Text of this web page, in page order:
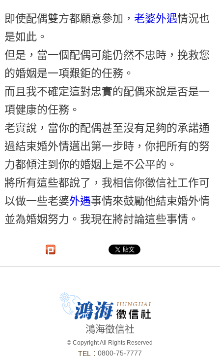
即使配偶雙方都願意參加， 老婆外遇情況也
是如此。
但是，當一個配偶可能仍然不忠時，挽救您
的婚姻是一項艱鉅的任務。
而且我不確定這對忠實的配偶來說是否是一
項健康的任務。
老實說，當你的配偶甚至沒有足夠的承諾通
過結束婚外情邁出第一步時，你把所有的努
力都傾注到你的婚姻上是不公平的。
將所有這些都說了，我相信你徵信社工作可
以做一些老婆外遇事情來鼓勵他結束婚外情
並為婚姻努力。我現在將討論這些事情。
鴻海徵信社
© Copyright All Rights Reserved
TEL： 0800-75-7777